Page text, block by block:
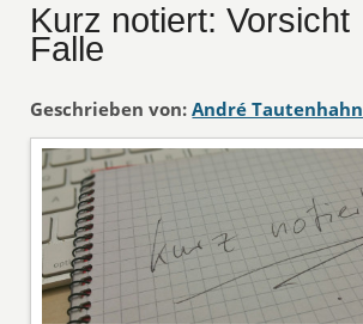
Kurz notiert: Vorsicht
Falle
Geschrieben von: André Tautenhahn